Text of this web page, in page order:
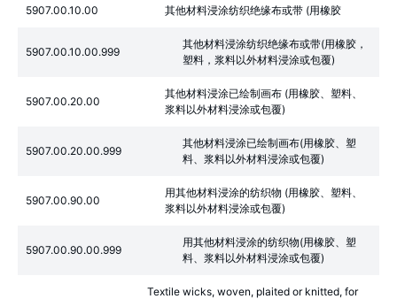
5907.00.10.00 其他材料浸涂纺织绝缘布或带 (用橡胶
5907.00.10.00.999
其他材料浸涂纺织绝缘布或带(用橡胶，
塑料，浆料以外材料浸涂或包覆)
5907.00.20.00
其他材料浸涂已绘制画布 (用橡胶、塑料、
浆料以外材料浸涂或包覆)
5907.00.20.00.999
其他材料浸涂已绘制画布(用橡胶、塑
料、浆料以外材料浸涂或包覆)
5907.00.90.00
用其他材料浸涂的纺织物 (用橡胶、塑料、
浆料以外材料浸涂或包覆)
5907.00.90.00.999
用其他材料浸涂的纺织物(用橡胶、塑
料、浆料以外材料浸涂或包覆)
Textile wicks, woven, plaited or knitted, for